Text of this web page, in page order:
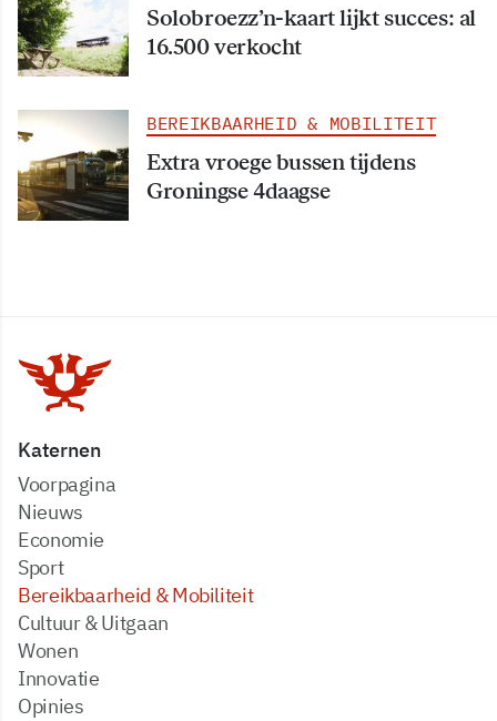
Solobroezz’n-kaart lijkt succes: al
16.500 verkocht
BEREIKBAARHEID & MOBILITEIT
Extra vroege bussen tijdens
Groningse 4daagse
Katernen
Voorpagina
Nieuws
Economie
Sport
Bereikbaarheid & Mobiliteit
Cultuur & Uitgaan
Wonen
Innovatie
Opinies